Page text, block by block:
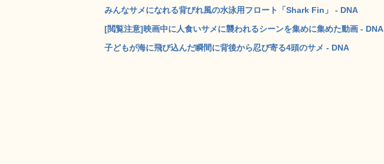
みんなサメになれる背びれ風の水泳用フロート「Shark Fin」 - DNA
[閲覧注意]映画中に人食いサメに襲われるシーンを集めに集めた動画 - DNA
子どもが海に飛び込んだ瞬間に背後から忍び寄る4頭のサメ - DNA